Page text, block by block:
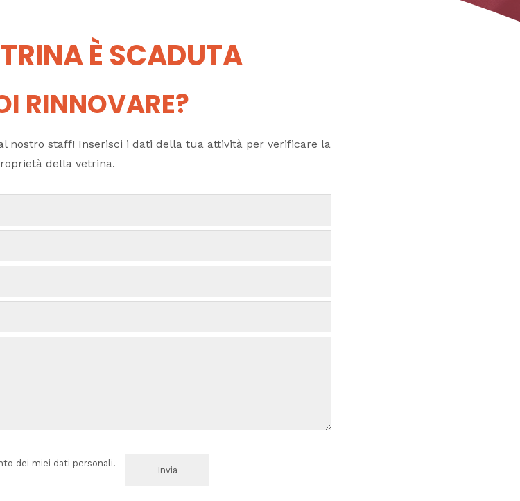
È SCADUTA
RINNOVARE?
nostro staff! Inserisci i dati della tua attività per verificare la
della vetrina.
dei miei dati personali.